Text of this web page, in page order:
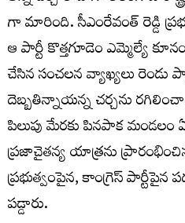
గా మారింది. సీఎంరేవంత్ రెడ్డి
ఆ పార్టీ కొత్తగూడెం ఎమ్మెల్యే
చేసిన సంచ‌లన వ్యాఖ్యలు రెండు
దెబ్బతిన్నాయన్న చర్చను
పిలుపు మేరకు పినపాక మండలం
ప్రజాచైతన్య యాత్రను
ప్రభుత్వంపైన, కాంగ్రెస్ పార్టీపైన
పడ్డారు.